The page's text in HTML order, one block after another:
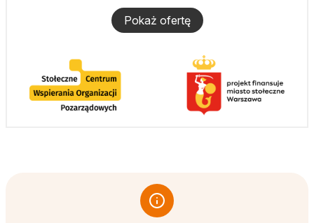
Pokaż ofertę